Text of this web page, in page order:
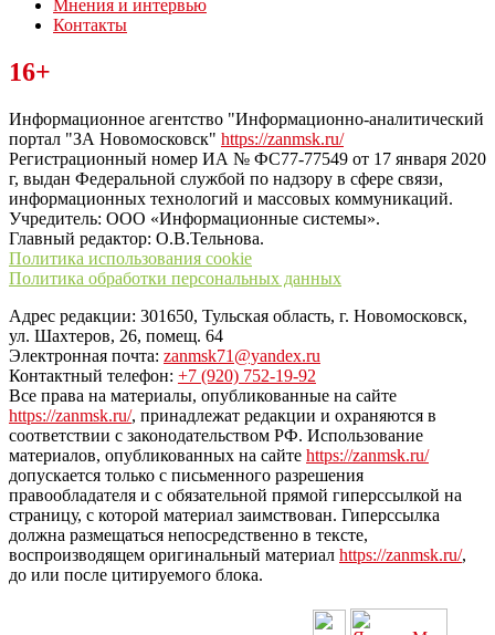
Мнения и интервью
Контакты
Читайте последние новости дня в Тульской области на сайте
“ЗаНовомосковск”
16+
Информационное агентство "Информационно-аналитический
портал "ЗА Новомосковск" https://zanmsk.ru/
Регистрационный номер ИА № ФС77-77549 от 17 января 2020
г, выдан Федеральной службой по надзору в сфере связи,
информационных технологий и массовых коммуникаций.
Учредитель: ООО «Информационные системы».
Главный редактор: О.В.Тельнова.
Политика использования cookie
Политика обработки персональных данных
Адрес редакции: 301650, Тульская область, г. Новомосковск,
ул. Шахтеров, 26, помещ. 64
Электронная почта: zanmsk71@yandex.ru
Контактный телефон: +7 (920) 752-19-92
Все права на материалы, опубликованные на сайте
https://zanmsk.ru/, принадлежат редакции и охраняются в
соответствии с законодательством РФ. Использование
материалов, опубликованных на сайте https://zanmsk.ru/
допускается только с письменного разрешения
правообладателя и с обязательной прямой гиперссылкой на
страницу, с которой материал заимствован. Гиперссылка
должна размещаться непосредственно в тексте,
воспроизводящем оригинальный материал https://zanmsk.ru/,
до или после цитируемого блока.